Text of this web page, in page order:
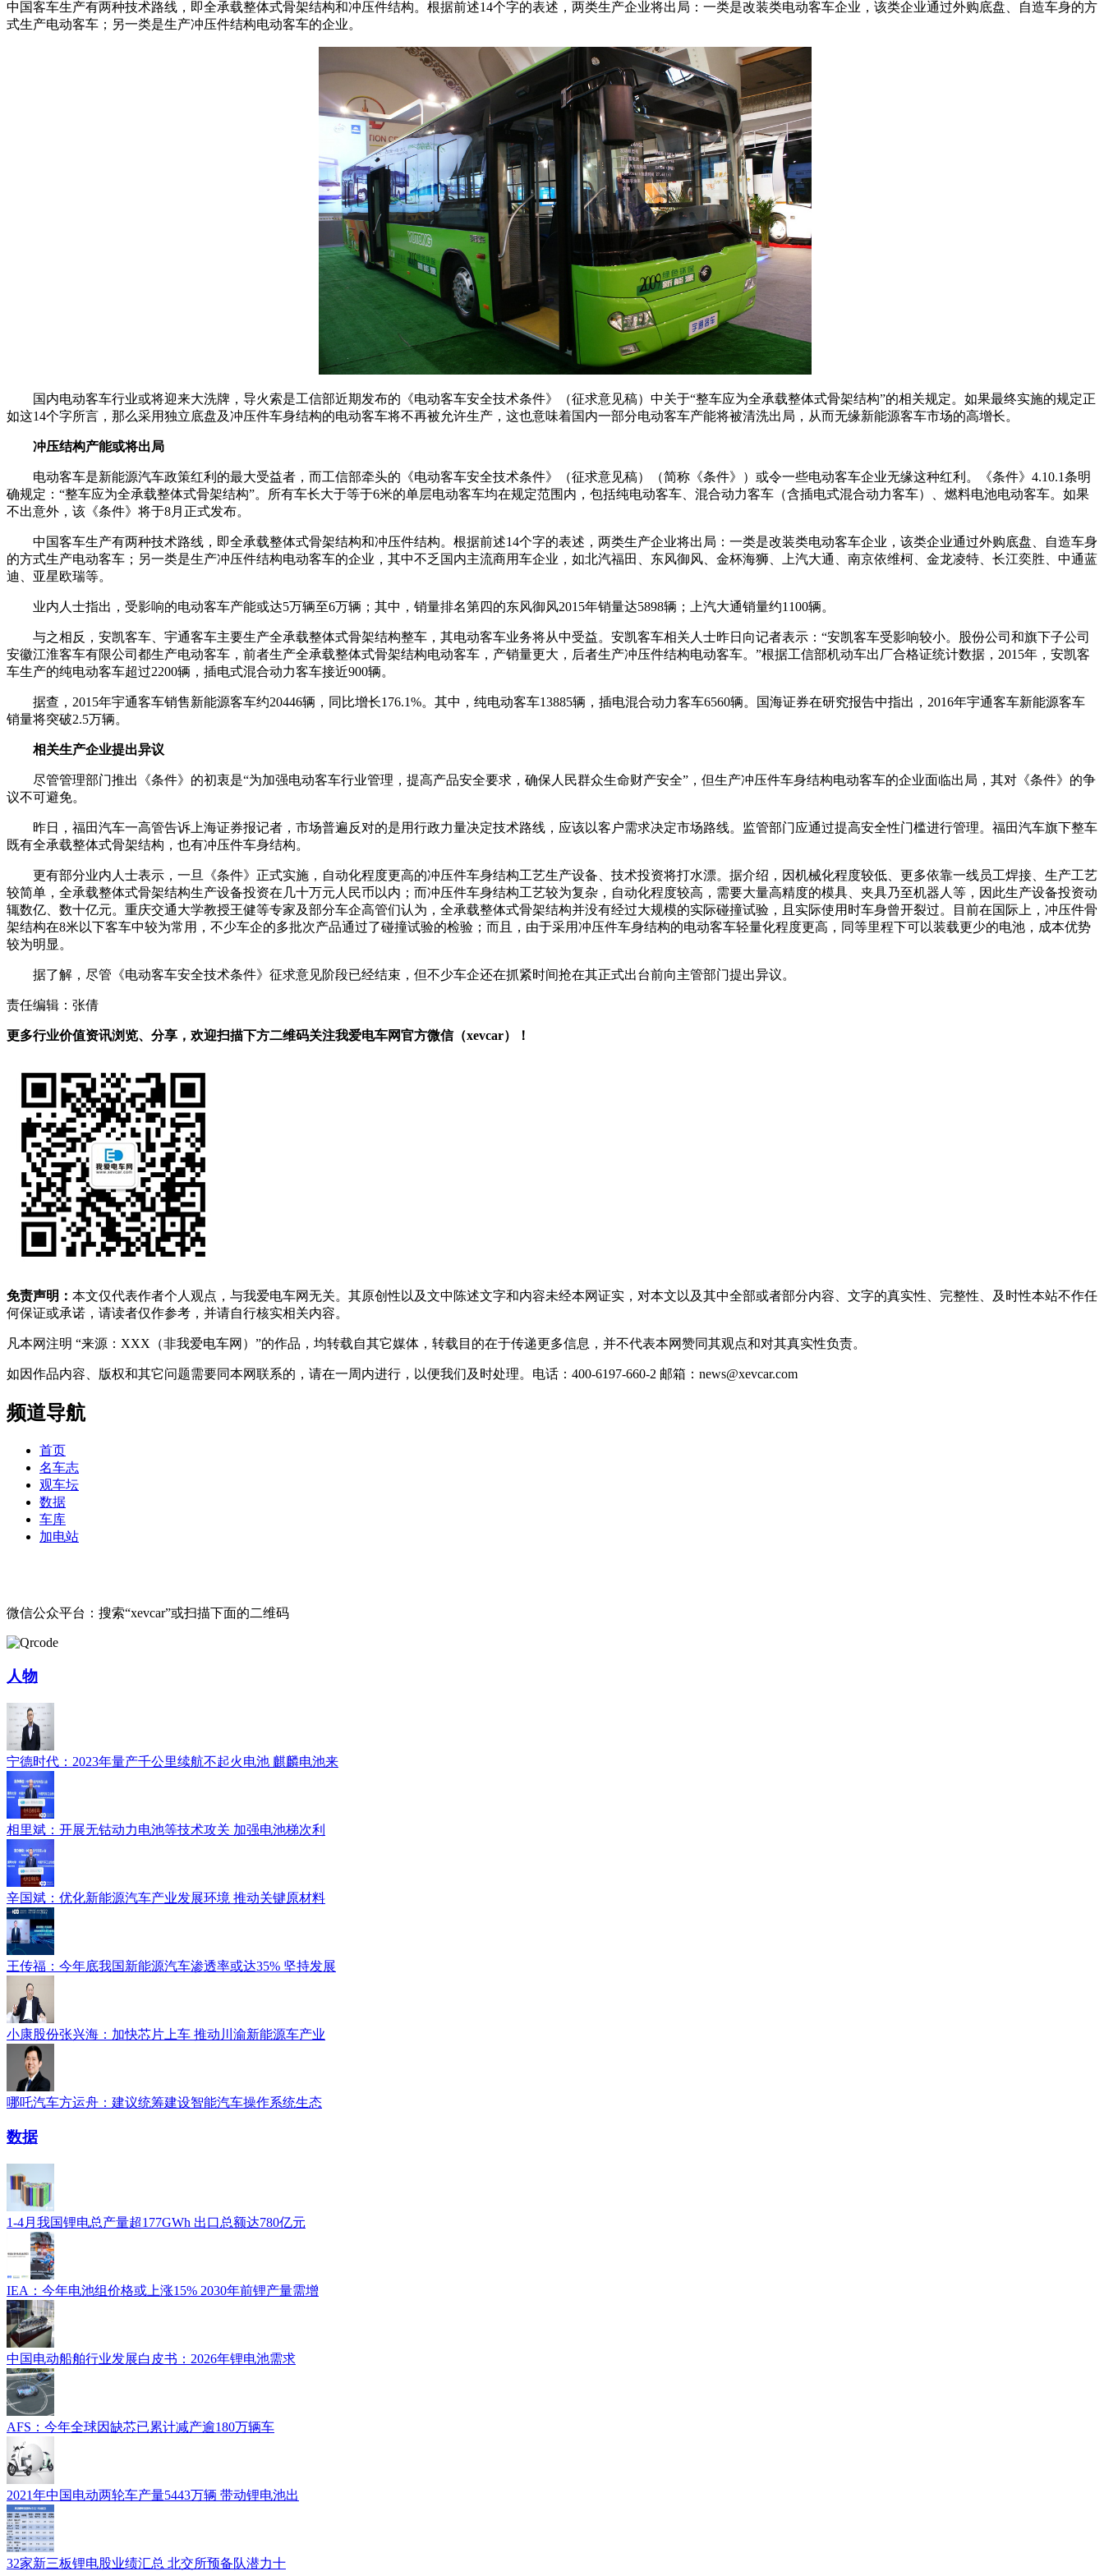
中国客车生产有两种技术路线，即全承载整体式骨架结构和冲压件结构。根据前述14个字的表述，两类生产企业将出局：一类是改装类电动客车企业，该类企业通过外购底盘、自造车身的方
式生产电动客车；另一类是生产冲压件结构电动客车的企业。
国内电动客车行业或将迎来大洗牌，导火索是工信部近期发布的《电动客车安全技术条件》（征求意见稿）中关于“整车应为全承载整体式骨架结构”的相关规定。如果最终实施的规定正
如这14个字所言，那么采用独立底盘及冲压件车身结构的电动客车将不再被允许生产，这也意味着国内一部分电动客车产能将被清洗出局，从而无缘新能源客车市场的高增长。
冲压结构产能或将出局
电动客车是新能源汽车政策红利的最大受益者，而工信部牵头的《电动客车安全技术条件》（征求意见稿）（简称《条件》）或令一些电动客车企业无缘这种红利。《条件》4.10.1条明
确规定：“整车应为全承载整体式骨架结构”。所有车长大于等于6米的单层电动客车均在规定范围内，包括纯电动客车、混合动力客车（含插电式混合动力客车）、燃料电池电动客车。如果
不出意外，该《条件》将于8月正式发布。
中国客车生产有两种技术路线，即全承载整体式骨架结构和冲压件结构。根据前述14个字的表述，两类生产企业将出局：一类是改装类电动客车企业，该类企业通过外购底盘、自造车身
的方式生产电动客车；另一类是生产冲压件结构电动客车的企业，其中不乏国内主流商用车企业，如北汽福田、东风御风、金杯海狮、上汽大通、南京依维柯、金龙凌特、长江奕胜、中通蓝
迪、亚星欧瑞等。
业内人士指出，受影响的电动客车产能或达5万辆至6万辆；其中，销量排名第四的东风御风2015年销量达5898辆；上汽大通销量约1100辆。
与之相反，安凯客车、宇通客车主要生产全承载整体式骨架结构整车，其电动客车业务将从中受益。安凯客车相关人士昨日向记者表示：“安凯客车受影响较小。股份公司和旗下子公司
安徽江淮客车有限公司都生产电动客车，前者生产全承载整体式骨架结构电动客车，产销量更大，后者生产冲压件结构电动客车。”根据工信部机动车出厂合格证统计数据，2015年，安凯客
车生产的纯电动客车超过2200辆，插电式混合动力客车接近900辆。
据查，2015年宇通客车销售新能源客车约20446辆，同比增长176.1%。其中，纯电动客车13885辆，插电混合动力客车6560辆。国海证券在研究报告中指出，2016年宇通客车新能源客车
销量将突破2.5万辆。
相关生产企业提出异议
尽管管理部门推出《条件》的初衷是“为加强电动客车行业管理，提高产品安全要求，确保人民群众生命财产安全”，但生产冲压件车身结构电动客车的企业面临出局，其对《条件》的争
议不可避免。
昨日，福田汽车一高管告诉上海证券报记者，市场普遍反对的是用行政力量决定技术路线，应该以客户需求决定市场路线。监管部门应通过提高安全性门槛进行管理。福田汽车旗下整车
既有全承载整体式骨架结构，也有冲压件车身结构。
更有部分业内人士表示，一旦《条件》正式实施，自动化程度更高的冲压件车身结构工艺生产设备、技术投资将打水漂。据介绍，因机械化程度较低、更多依靠一线员工焊接、生产工艺
较简单，全承载整体式骨架结构生产设备投资在几十万元人民币以内；而冲压件车身结构工艺较为复杂，自动化程度较高，需要大量高精度的模具、夹具乃至机器人等，因此生产设备投资动
辄数亿、数十亿元。重庆交通大学教授王健等专家及部分车企高管们认为，全承载整体式骨架结构并没有经过大规模的实际碰撞试验，且实际使用时车身曾开裂过。目前在国际上，冲压件骨
架结构在8米以下客车中较为常用，不少车企的多批次产品通过了碰撞试验的检验；而且，由于采用冲压件车身结构的电动客车轻量化程度更高，同等里程下可以装载更少的电池，成本优势
较为明显。
据了解，尽管《电动客车安全技术条件》征求意见阶段已经结束，但不少车企还在抓紧时间抢在其正式出台前向主管部门提出异议。
责任编辑：张倩
更多行业价值资讯浏览、分享，欢迎扫描下方二维码关注我爱电车网官方微信（xevcar）！
免责声明： 本文仅代表作者个人观点，与我爱电车网无关。其原创性以及文中陈述文字和内容未经本网证实，对本文以及其中全部或者部分内容、文字的真实性、完整性、及时性本站不作任
何保证或承诺，请读者仅作参考，并请自行核实相关内容。
凡本网注明 “来源：XXX（非我爱电车网）”的作品，均转载自其它媒体，转载目的在于传递更多信息，并不代表本网赞同其观点和对其真实性负责。
如因作品内容、版权和其它问题需要同本网联系的，请在一周内进行，以便我们及时处理。电话：400-6197-660-2 邮箱：news@xevcar.com
频道导航
首页
名车志
观车坛
数据
车库
加电站
微信公众平台：搜索“xevcar”或扫描下面的二维码
人物
宁德时代：2023年量产千公里续航不起火电池 麒麟电池来
相里斌：开展无钴动力电池等技术攻关 加强电池梯次利
辛国斌：优化新能源汽车产业发展环境 推动关键原材料
王传福：今年底我国新能源汽车渗透率或达35% 坚持发展
小康股份张兴海：加快芯片上车 推动川渝新能源车产业
哪吒汽车方运舟：建议统筹建设智能汽车操作系统生态
数据
1-4月我国锂电总产量超177GWh 出口总额达780亿元
IEA：今年电池组价格或上涨15% 2030年前锂产量需增
中国电动船舶行业发展白皮书：2026年锂电池需求
AFS：今年全球因缺芯已累计减产逾180万辆车
2021年中国电动两轮车产量5443万辆 带动锂电池出
32家新三板锂电股业绩汇总 北交所预备队潜力十